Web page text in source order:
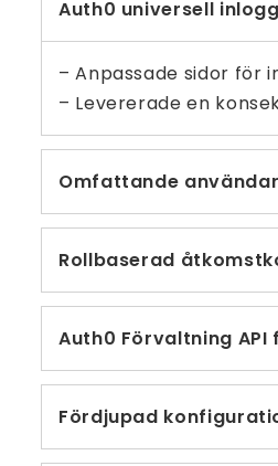
Auth0 universell
– Anpassade sidor för
– Levererade en
Omfattande
Rollbaserad
Auth0 Förvaltning
Fördjupad